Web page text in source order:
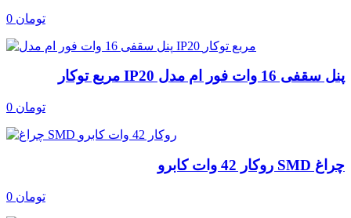
0 تومان
پنل سقفی 16 وات فور ام مدل IP20 مربع توکار
0 تومان
چراغ SMD روکار 42 وات کابرو
0 تومان